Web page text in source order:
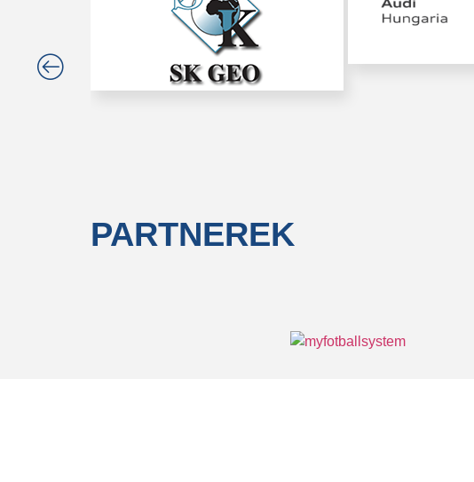
PARTNEREK